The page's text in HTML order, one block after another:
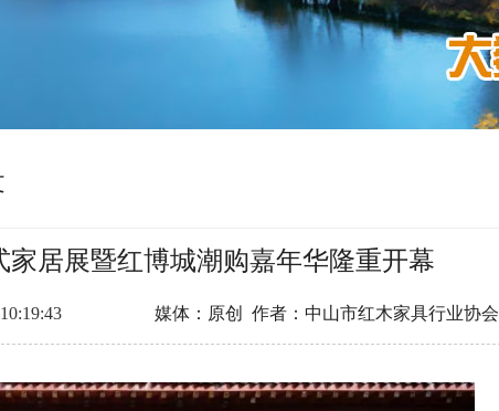
居展暨红博城潮购嘉年华隆重开幕
媒体：原创 作者：中山市红木家具行业协会